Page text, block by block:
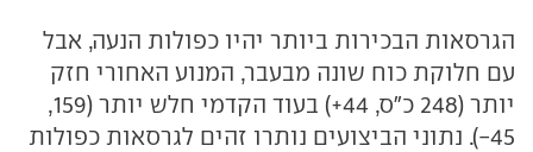
הגרסאות הבכירות ביותר יהיו כפולות הנעה, אבל
עם חלוקת כוח שונה מבעבר, המנוע האחורי חזק
יותר (248 כ"ס, 44+) בעוד הקדמי חלש יותר (159,
45-). נתוני הביצועים נותרו זהים לגרסאות כפולות